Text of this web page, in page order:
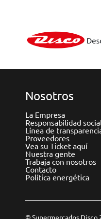
Nosotros
La Empresa
Responsabilidad
Línea de
Proveedores
Vea su Ticket aquí
Nuestra gente
Trabaja con nosotros
Contacto
Política energética
© Supermercados Disco